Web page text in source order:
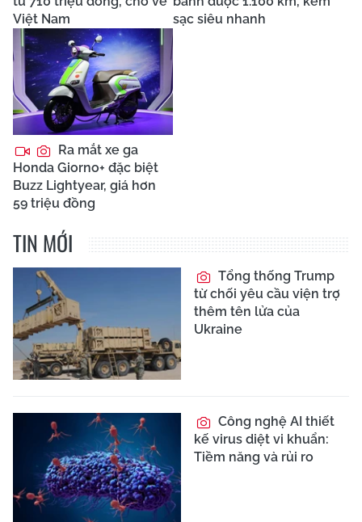
Việt Nam
sạc siêu nhanh
Ra mắt xe ga
Honda Giorno+ đặc biệt
Buzz Lightyear, giá hơn
59 triệu đồng
TIN MỚI
Tổng thống Trump
từ chối yêu cầu viện trợ
thêm tên lửa của
Ukraine
Công nghệ AI thiết
kế virus diệt vi khuẩn:
Tiềm năng và rủi ro